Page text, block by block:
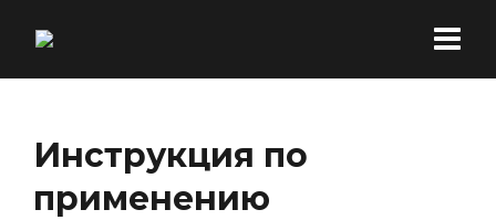
Инструкция по
применению